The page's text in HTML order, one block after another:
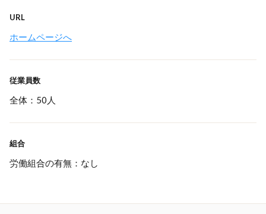
URL
ホームページへ
従業員数
全体：50人
組合
労働組合の有無：なし